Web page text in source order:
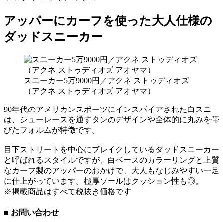
アッパーにカーフを使った大人仕様の
ダッドスニーカー
スニーカー5万9000円／アクネ ストゥディオズ
（アクネ ストゥディオズ アオヤマ）
90年代のアメリカンスポーツにインスパイアされた白スニ
は、シューレースを通すタンのデザインや全体的に丸みを帯
びたフォルムが特徴です。
目下ストリートを中心にブレイクしているダッドスニーカー
と呼ばれるスタイルですが、白ベースのカラーリングと上質
なカーフ製のアッパーのおかげで、大人もなじみやすい一足
に仕上がっています。極厚ソールはクッション性も◎。
※掲載商品はすべて税抜き価格です
■ お問い合わせ